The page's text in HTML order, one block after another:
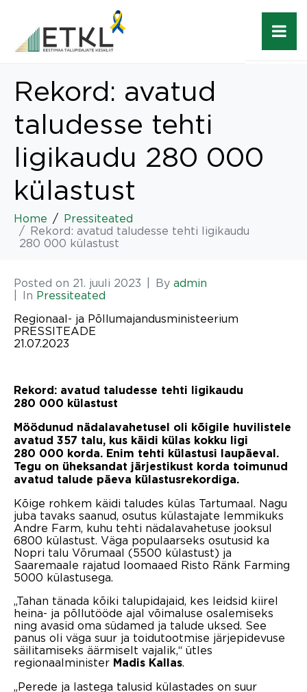
Rekord: avatud
taludesse tehti
ligikaudu 280 000
külastust
Home
Pressiteated
Rekord: avatud taludesse tehti ligikaudu
280 000 külastust
Posted on 21. juuli 2023 By admin
In Pressiteated
Regionaal- ja Põllumajandusministeerium
PRESSITEADE
21.07.2023
Rekord: avatud taludesse tehti ligikaudu
280 000 külastust
Möödunud nädalavahetusel oli kõigile huvilistele
avatud 357 talu, kus käidi külas kokku ligi
280 000 korda. Enim tehti külastusi laupäeval.
Tegu on üheksandat järjestikust korda toimunud
avatud talude päeva külastusrekordiga.
Kõige rohkem käidi taludes külas Tartumaal. Nagu
juba tavaks saanud, osutus külastajate lemmikuks
Andre Farm, kuhu tehti nädalavahetuse jooksul
6800 külastust. Väga populaarseks osutusid ka
Nopri talu Võrumaal (5500 külastust) ja
Saaremaale rajatud loomaaed Risto Ränk Farming
5000 külastusega.
„Tahan tänada kõiki talupidajaid, kes leidsid kiirel
heina- ja põllutööde ajal võimaluse osalemiseks
ning avasid oma südamed ja talude uksed. See
panus oli väga suur ja toidutootmise järjepidevuse
säilitamiseks äärmiselt vajalik,“ ütles
regionaalminister Madis Kallas.
„Perede ja lastega talusid külastades on suur